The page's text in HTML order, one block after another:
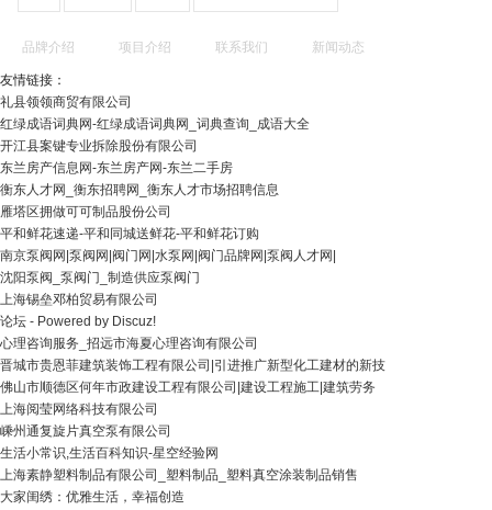
品牌介绍 项目介绍 联系我们 新闻动态
友情链接：
礼县领领商贸有限公司
红绿成语词典网-红绿成语词典网_词典查询_成语大全
开江县案键专业拆除股份有限公司
东兰房产信息网-东兰房产网-东兰二手房
衡东人才网_衡东招聘网_衡东人才市场招聘信息
雁塔区拥做可可制品股份公司
平和鲜花速递-平和同城送鲜花-平和鲜花订购
南京泵阀网|泵阀网|阀门网|水泵网|阀门品牌网|泵阀人才网|
沈阳泵阀_泵阀门_制造供应泵阀门
上海锡垒邓柏贸易有限公司
论坛 - Powered by Discuz!
心理咨询服务_招远市海夏心理咨询有限公司
晋城市贵恩菲建筑装饰工程有限公司|引进推广新型化工建材的新技
佛山市顺德区何年市政建设工程有限公司|建设工程施工|建筑劳务
上海阅莹网络科技有限公司
嵊州通复旋片真空泵有限公司
生活小常识,生活百科知识-星空经验网
上海素静塑料制品有限公司_塑料制品_塑料真空涂装制品销售
大家闺绣：优雅生活，幸福创造